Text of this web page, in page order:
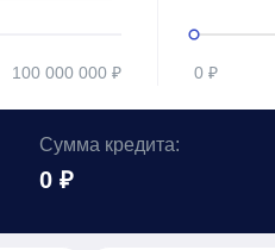
100 000 000 ₽ 0 ₽
Сумма кредита:
0 ₽